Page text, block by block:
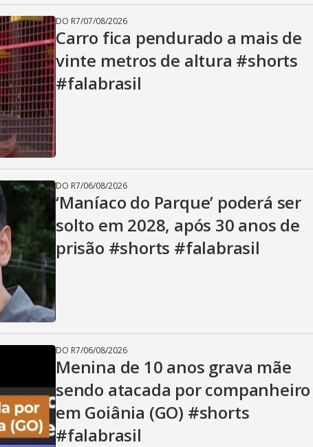
DO R7/07/08/2026
Carro fica pendurado a mais de
vinte metros de altura #shorts
#falabrasil
DO R7/06/08/2026
‘Maníaco do Parque’ poderá ser
solto em 2028, após 30 anos de
prisão #shorts #falabrasil
DO R7/06/08/2026
Menina de 10 anos grava mãe
sendo atacada por companheiro
em Goiânia (GO) #shorts
#falabrasil